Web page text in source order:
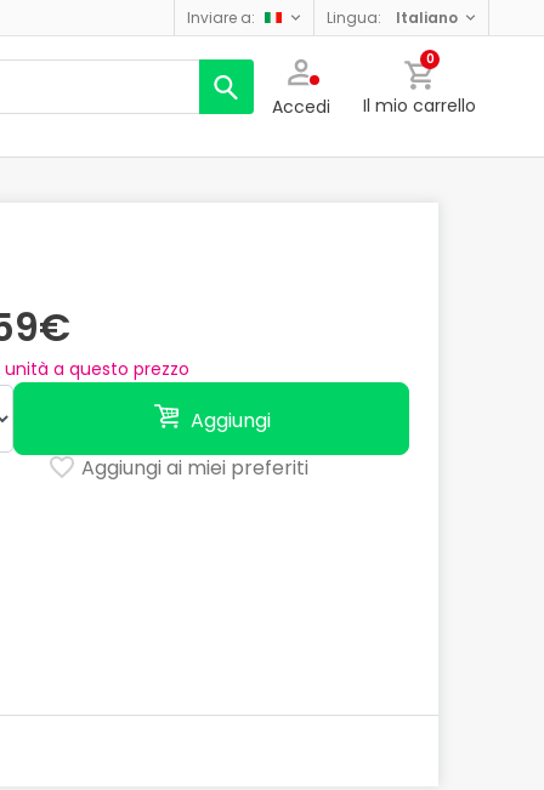
inviare a: lingua: italiano
Accedi
0
Il mio carrello
unità a questo prezzo
Aggiungi
Aggiungi ai miei preferiti